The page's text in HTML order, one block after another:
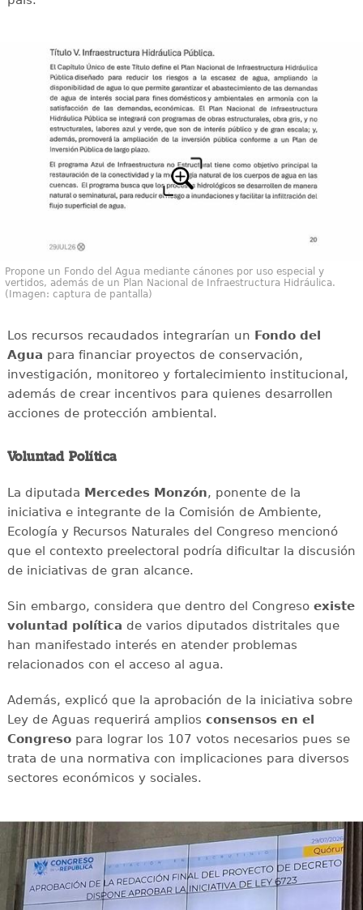
Propone un Fondo del Agua mediante cánones por uso especial y
vertidos, además de un Plan Nacional de Infraestructura Hidráulica.
(Imagen: captura de pantalla)
Los recursos recaudados integrarían un Fondo del
Agua para financiar proyectos de conservación,
investigación, monitoreo y fortalecimiento institucional,
además de crear incentivos para quienes desarrollen
acciones de protección ambiental.
Voluntad Política
La diputada Mercedes Monzón, ponente de la
iniciativa e integrante de la Comisión de Ambiente,
Ecología y Recursos Naturales del Congreso mencionó
que el contexto preelectoral podría dificultar la discusión
de iniciativas de gran alcance.
Sin embargo, considera que dentro del Congreso existe
voluntad política de varios diputados distritales que
han manifestado interés en atender problemas
relacionados con el acceso al agua.
Además, explicó que la aprobación de la iniciativa sobre
Ley de Aguas requerirá amplios consensos en el
Congresopara lograr los 107 votos necesarios pues se
trata de una normativa con implicaciones para diversos
sectores económicos y sociales.